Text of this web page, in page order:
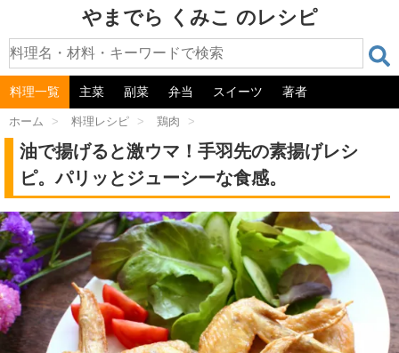
やまでら くみこ のレシピ
料理一覧 主菜 副菜 弁当 スイーツ 著者
ホーム > 料理レシピ > 鶏肉 >
油で揚げると激ウマ！手羽先の素揚げレシ
ピ。パリッとジューシーな食感。